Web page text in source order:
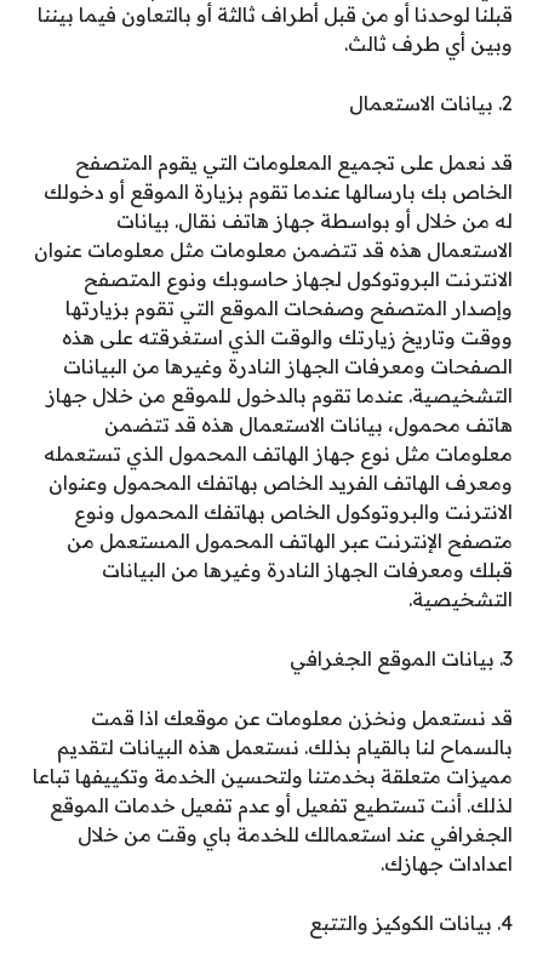
قبلنا لوحدنا أو من قبل أطراف ثالثة أو بالتعاون فيما بيننا
وبين أي طرف ثالث.
2. بيانات الاستعمال
قد نعمل على تجميع المعلومات التي يقوم المتصفح
الخاص بك بارسالها عندما تقوم بزيارة الموقع أو دخولك
له من خلال أو بواسطة جهاز هاتف نقال. بيانات
الاستعمال هذه قد تتضمن معلومات مثل معلومات عنوان
الانترنت البروتوكول لجهاز حاسوبك ونوع المتصفح
وإصدار المتصفح وصفحات الموقع التي تقوم بزيارتها
ووقت وتاريخ زيارتك والوقت الذي استغرقته على هذه
الصفحات ومعرفات الجهاز النادرة وغيرها من البيانات
التشخيصية. عندما تقوم بالدخول للموقع من خلال جهاز
هاتف محمول، بيانات الاستعمال هذه قد تتضمن
معلومات مثل نوع جهاز الهاتف المحمول الذي تستعمله
ومعرف الهاتف الفريد الخاص بهاتفك المحمول وعنوان
الانترنت والبروتوكول الخاص بهاتفك المحمول ونوع
متصفح الإنترنت عبر الهاتف المحمول المستعمل من
قبلك ومعرفات الجهاز النادرة وغيرها من البيانات
التشخيصية.
3. بيانات الموقع الجغرافي
قد نستعمل ونخزن معلومات عن موقعك اذا قمت
بالسماح لنا بالقيام بذلك. نستعمل هذه البيانات لتقديم
مميزات متعلقة بخدمتنا ولتحسين الخدمة وتكييفها تباعا
لذلك. أنت تستطيع تفعيل أو عدم تفعيل خدمات الموقع
الجغرافي عند استعمالك للخدمة باي وقت من خلال
اعدادات جهازك.
4. بيانات الكوكيز والتتبع